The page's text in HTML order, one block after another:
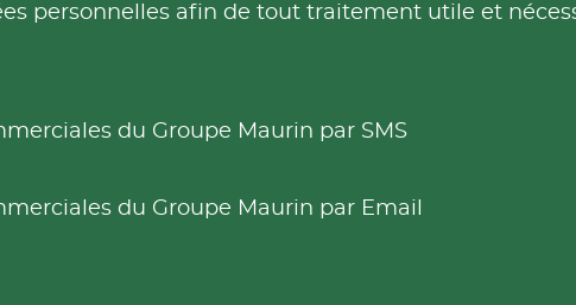
personnelles afin de tout traitement utile et
du Groupe Maurin par SMS
du Groupe Maurin par Email